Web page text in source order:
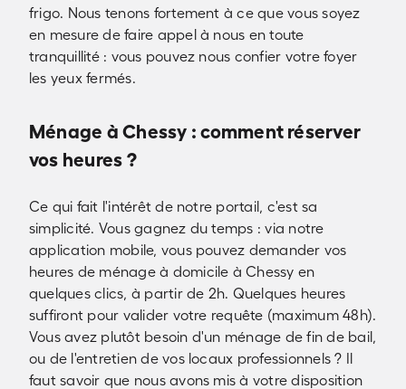
frigo. Nous tenons fortement à ce que vous soyez
en mesure de faire appel à nous en toute
tranquillité : vous pouvez nous confier votre foyer
les yeux fermés.
Ménage à Chessy : comment réserver
vos heures ?
Ce qui fait l'intérêt de notre portail, c'est sa
simplicité. Vous gagnez du temps : via notre
application mobile, vous pouvez demander vos
heures de ménage à domicile à Chessy en
quelques clics, à partir de 2h. Quelques heures
suffiront pour valider votre requête (maximum 48h).
Vous avez plutôt besoin d'un ménage de fin de bail,
ou de l'entretien de vos locaux professionnels ? Il
faut savoir que nous avons mis à votre disposition